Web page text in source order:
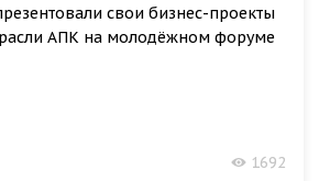
свои бизнес-проекты
АПК на молодёжном форуме
1692